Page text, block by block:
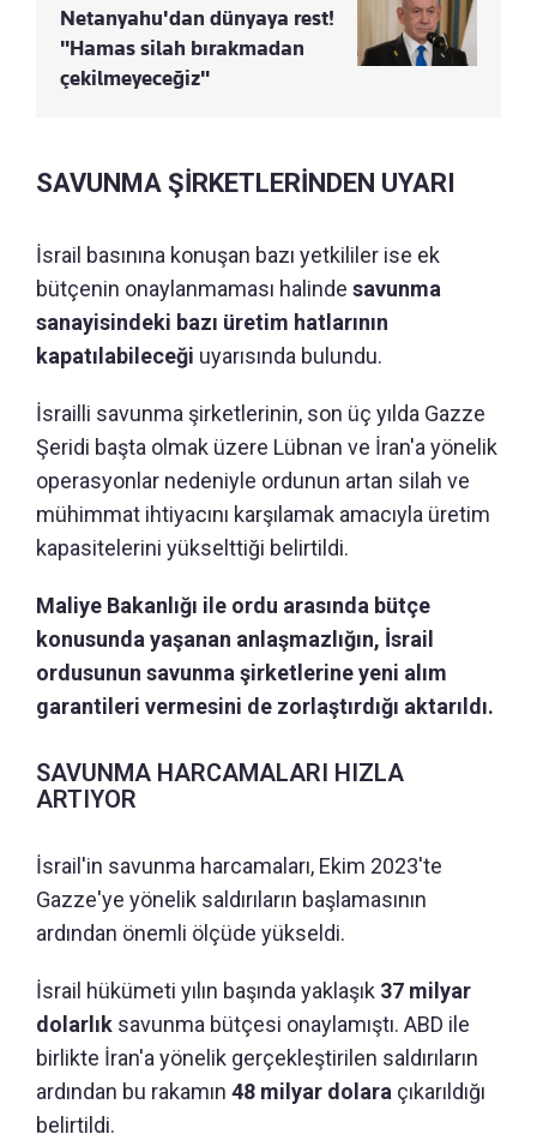
Netanyahu'dan dünyaya rest!
"Hamas silah bırakmadan
çekilmeyeceğiz"
SAVUNMA ŞİRKETLERİNDEN UYARI
İsrail basınına konuşan bazı yetkililer ise ek
bütçenin onaylanmaması halinde savunma
sanayisindeki bazı üretim hatlarının
kapatılabileceği uyarısında bulundu.
İsrailli savunma şirketlerinin, son üç yılda Gazze
Şeridi başta olmak üzere Lübnan ve İran'a yönelik
operasyonlar nedeniyle ordunun artan silah ve
mühimmat ihtiyacını karşılamak amacıyla üretim
kapasitelerini yükselttiği belirtildi.
Maliye Bakanlığı ile ordu arasında bütçe
konusunda yaşanan anlaşmazlığın, İsrail
ordusunun savunma şirketlerine yeni alım
garantileri vermesini de zorlaştırdığı aktarıldı.
SAVUNMA HARCAMALARI HIZLA
ARTIYOR
İsrail'in savunma harcamaları, Ekim 2023'te
Gazze'ye yönelik saldırıların başlamasının
ardından önemli ölçüde yükseldi.
İsrail hükümeti yılın başında yaklaşık 37 milyar
dolarlık savunma bütçesi onaylamıştı. ABD ile
birlikte İran'a yönelik gerçekleştirilen saldırıların
ardından bu rakamın 48 milyar dolara çıkarıldığı
belirtildi.